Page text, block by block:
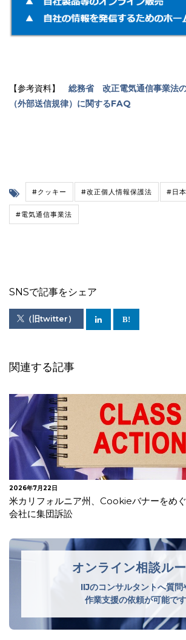
【参考資料】 総務省 改正電気通信事業法
（外部送信規律）に関するFAQ
#クッキー #改正個人情報保護法 #日本
#電気通信事業法
SNSで記事をシェア
（旧twitter）
関連する記事
2026年7月21日
AIチャットボット導入後に必要な外部送信
オンライン相談ル
IIJのコンサルタントへ質問
作業支援の依頼が可能です